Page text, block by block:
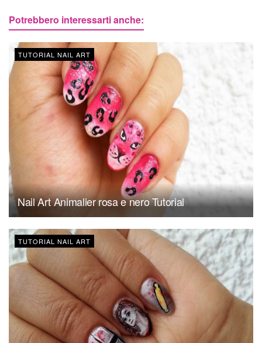
Potrebbero interessarti anche:
TUTORIAL NAIL ART
Nail Art Animalier rosa e nero Tutorial
TUTORIAL NAIL ART